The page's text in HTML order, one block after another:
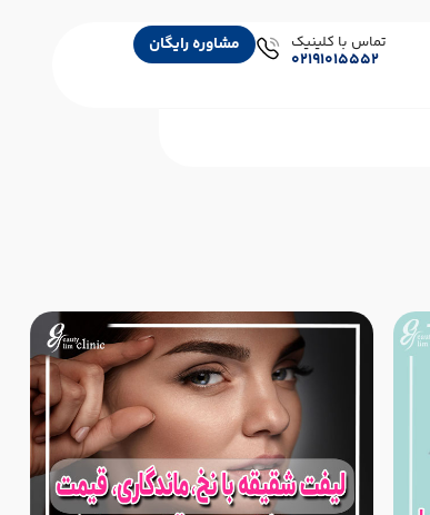
تماس با کلینیک
02191015552
مشاوره رایگان